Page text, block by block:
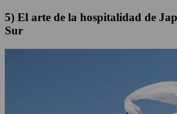
5) El arte de la hospitalidad de
Sur